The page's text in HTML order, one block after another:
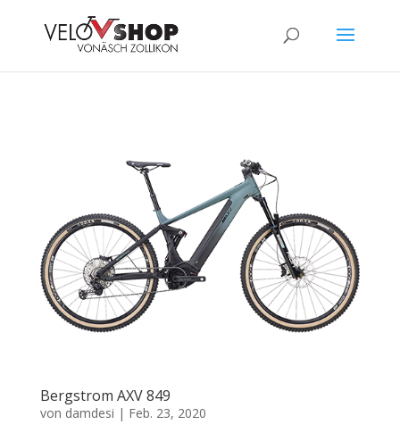
Bergstrom AXV 849
von damdesi | Feb. 23, 2020